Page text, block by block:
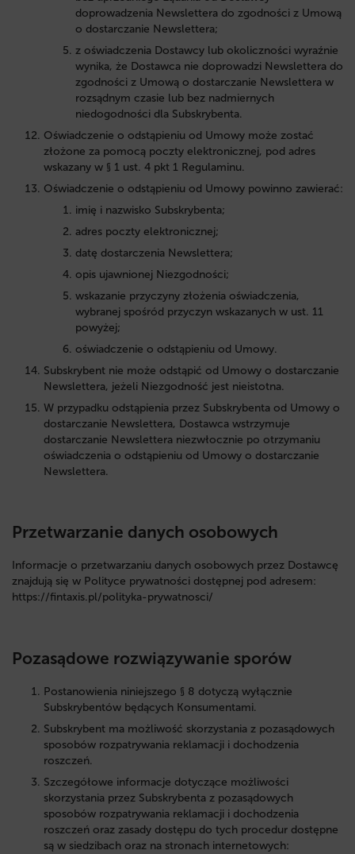
doprowadzenia Newslettera do zgodności z Umową
o dostarczanie Newslettera;
z oświadczenia Dostawcy lub okoliczności wyraźnie
wynika, że Dostawca nie doprowadzi Newslettera do
zgodności z Umową o dostarczanie Newslettera w
rozsądnym czasie lub bez nadmiernych
niedogodności dla Subskrybenta.
Oświadczenie o odstąpieniu od Umowy może zostać
złożone za pomocą poczty elektronicznej, pod adres
wskazany w § 1 ust. 4 pkt 1 Regulaminu.
Oświadczenie o odstąpieniu od Umowy powinno zawierać:
imię i nazwisko Subskrybenta;
adres poczty elektronicznej;
datę dostarczenia Newslettera;
opis ujawnionej Niezgodności;
wskazanie przyczyny złożenia oświadczenia,
wybranej spośród przyczyn wskazanych w ust. 11
powyżej;
oświadczenie o odstąpieniu od Umowy.
Subskrybent nie może odstąpić od Umowy o dostarczanie
Newslettera, jeżeli Niezgodność jest nieistotna.
W przypadku odstąpienia przez Subskrybenta od Umowy o
dostarczanie Newslettera, Dostawca wstrzymuje
dostarczanie Newslettera niezwłocznie po otrzymaniu
oświadczenia o odstąpieniu od Umowy o dostarczanie
Newslettera.
Przetwarzanie danych osobowych
Informacje o przetwarzaniu danych osobowych przez Dostawcę
znajdują się w Polityce prywatności dostępnej pod adresem:
https://fintaxis.pl/polityka-prywatnosci/
Pozasądowe rozwiązywanie sporów
Postanowienia niniejszego § 8 dotyczą wyłącznie
Subskrybentów będących Konsumentami.
Subskrybent ma możliwość skorzystania z pozasądowych
sposobów rozpatrywania reklamacji i dochodzenia
roszczeń.
Szczegółowe informacje dotyczące możliwości
skorzystania przez Subskrybenta z pozasądowych
sposobów rozpatrywania reklamacji i dochodzenia
roszczeń oraz zasady dostępu do tych procedur dostępne
są w siedzibach oraz na stronach internetowych: